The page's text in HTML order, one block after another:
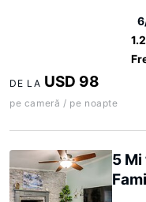
DE LA USD 98
pe cameră / pe noapte
5